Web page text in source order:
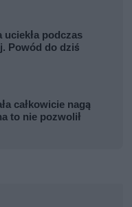
uciekła podczas
Powód do dziś
całkowicie nagą
to nie pozwolił